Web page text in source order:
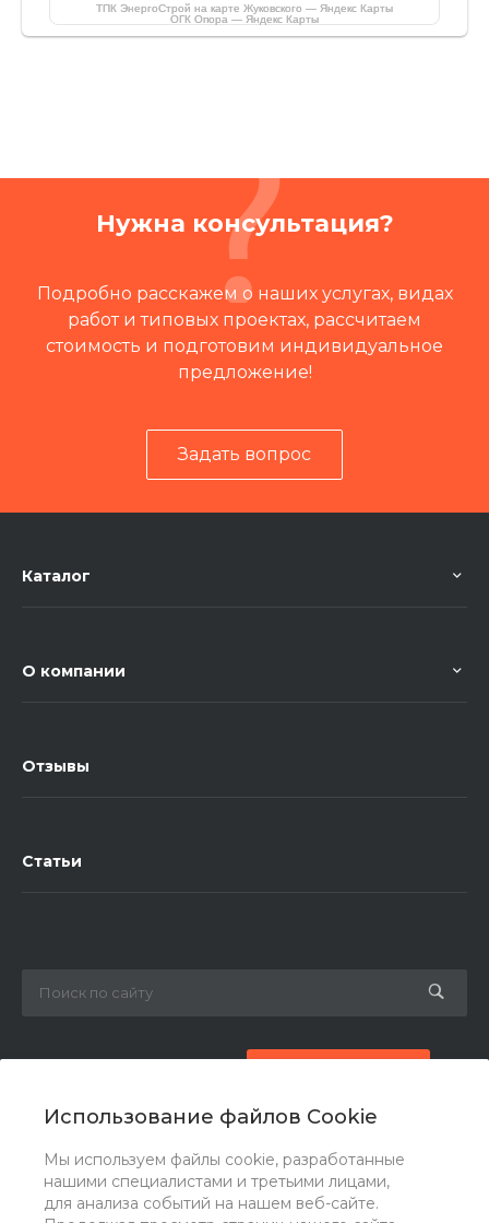
Использование файлов Cookie
Мы используем файлы cookie, разработанные
нашими специалистами и третьими лицами,
для анализа событий на нашем веб-сайте.
ТПК ЭнергоСтрой на карте Жуковского — Яндекс Карты
ОГК Опора — Яндекс Карты
Нужна консультация?
Подробно расскажем о наших услугах, видах
работ и типовых проектах, рассчитаем
стоимость и подготовим индивидуальное
предложение!
Задать вопрос
Каталог
О компании
Отзывы
Статьи
zakaz@ogk-opora.ru
г. Москва, г. Москва, ул. 7-я Парковая, 24